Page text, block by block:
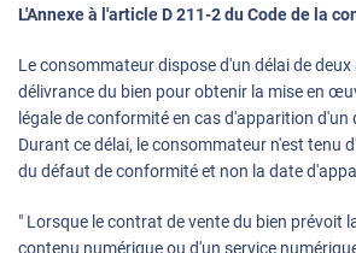
L'Annexe à l'article D 211-2 du Code de la
Le consommateur dispose d'un délai de
délivrance du bien pour obtenir la mise en
légale de conformité en cas d'apparition
Durant ce délai, le consommateur n'est tenu
du défaut de conformité et non la date
" Lorsque le contrat de vente du bien prévoit
contenu numérique ou d'un service